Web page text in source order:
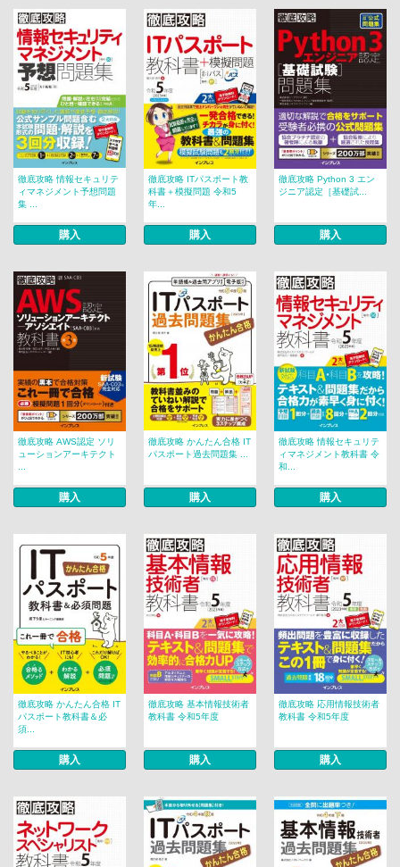
徹底攻略 情報セキュリテ
ィマネジメント予想問題
集 ...
購入
徹底攻略 ITパスポート教
科書＋模擬問題 令和5
年...
購入
徹底攻略 Python 3 エン
ジニア認定［基礎試...
購入
徹底攻略 AWS認定 ソリ
ューションアーキテクト
購入
徹底攻略 かんたん合格 IT
パスポート過去問題集 ...
購入
徹底攻略 情報セキュリテ
ィマネジメント教科書 令
和...
購入
徹底攻略 かんたん合格 IT
パスポート教科書＆必
須...
購入
徹底攻略 基本情報技術者
教科書 令和5年度
購入
徹底攻略 応用情報技術者
教科書 令和5年度
購入